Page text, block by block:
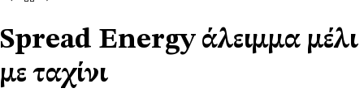
Spread Energy άλειμμα μέλι
με ταχίνι